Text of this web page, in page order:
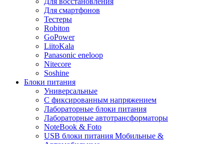
Для смартфонов
Тестеры
Robiton
GoPower
LiitoKala
Panasonic eneloop
Nitecore
Soshine
Блоки питания
Универсальные
C фиксированным напряжением
Лабораторные блоки питания
Лабораторные автотрансформаторы
NoteBook & Foto
USB блоки питания Мобильные &